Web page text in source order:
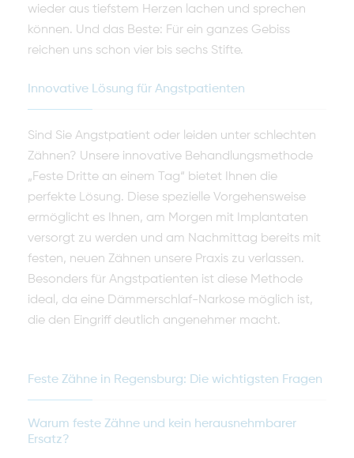
wieder aus tiefstem Herzen lachen und sprechen
können. Und das Beste: Für ein ganzes Gebiss
reichen uns schon vier bis sechs Stifte.
Innovative Lösung für Angstpatienten
Sind Sie Angstpatient oder leiden unter schlechten
Zähnen? Unsere innovative Behandlungsmethode
„Feste Dritte an einem Tag“ bietet Ihnen die
perfekte Lösung. Diese spezielle Vorgehensweise
ermöglicht es Ihnen, am Morgen mit Implantaten
versorgt zu werden und am Nachmittag bereits mit
festen, neuen Zähnen unsere Praxis zu verlassen.
Besonders für Angstpatienten ist diese Methode
ideal, da eine Dämmerschlaf-Narkose möglich ist,
die den Eingriff deutlich angenehmer macht.
Feste Zähne in Regensburg: Die wichtigsten Fragen
Warum feste Zähne und kein herausnehmbarer
Ersatz?